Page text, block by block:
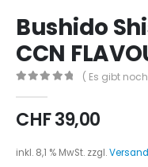
Bushido
CCN
( Es gibt
CHF39,00
inkl. 8,1 % MwSt. zzgl.